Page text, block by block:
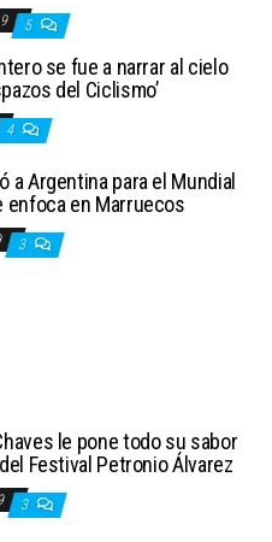
5
se fue a narrar al cielo
del Ciclismo’
4
a Argentina para el Mundial
enfoca en Marruecos
3
le pone todo su sabor
Festival Petronio Álvarez
3